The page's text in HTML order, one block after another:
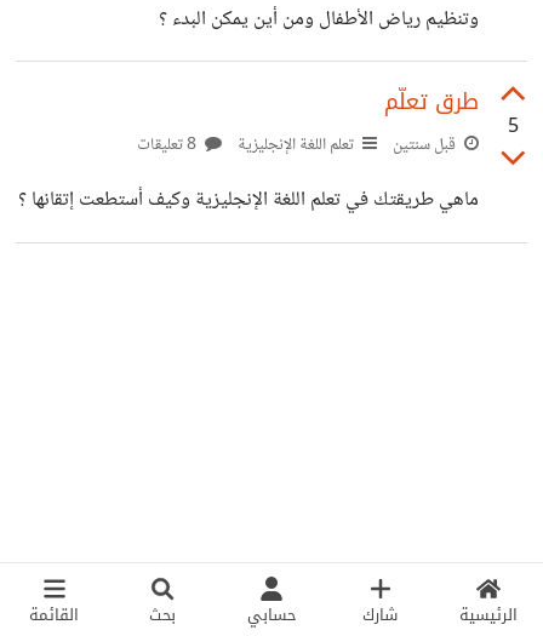
الرئيسية شارك حسابي بحث القائمة
وتنظيم رياض الأطفال ومن أين يمكن البدء ؟
5
طرق تعلّم
قبل سنتين تعلم اللغة الإنجليزية
ماهي طريقتك في تعلم اللغة الإنجليزية وكيف أستطعت إتقانها ؟